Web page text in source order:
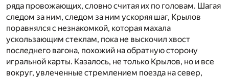
ряда провожающих, словно считая их по головам. Шагая
следом за ним, следом за ним ускоряя шаг, Крылов
поравнялся с незнакомкой, которая махала
ускользающим стеклам, пока не выскочил хвост
последнего вагона, похожий на обратную сторону
игральной карты. Казалось, не только Крылов, но и все
вокруг, увлеченные стремлением поезда на север,